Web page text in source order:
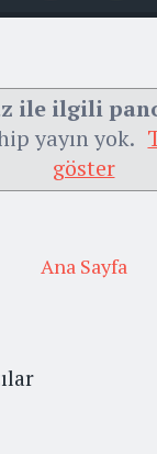
Widgets
ile ilgili
yayın yok.
göster
Ana Sayfa